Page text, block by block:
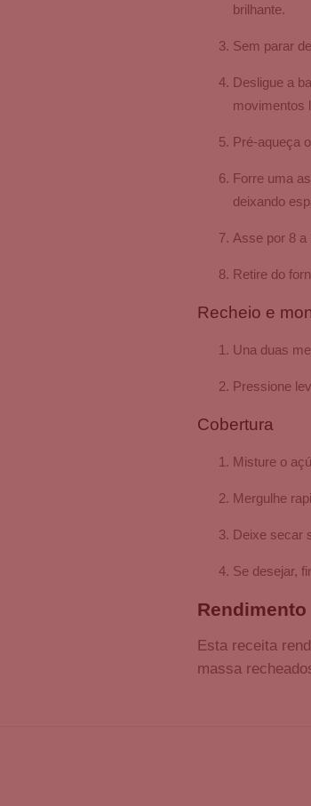
brilhante.
Sem parar
Desligue a
movimentos
Pré-aqueça
Forre uma
deixando
Asse por 8
Retire do
Recheio e
Una duas
Pressione
Cobertura
Misture o
Mergulhe
Deixe secar
Se desejar,
Rendimento
Esta receita
massa